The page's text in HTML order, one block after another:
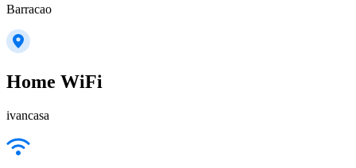
Barracao
Home WiFi
ivancasa